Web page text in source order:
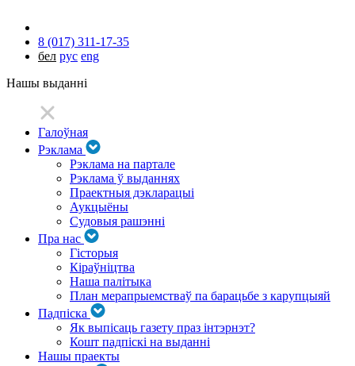
8 (017) 311-17-35
бел рус eng
Нашы выданні
Галоўная
Рэклама
Рэклама на партале
Рэклама ў выданнях
Праектныя дэкларацыі
Аукцыёны
Судовыя рашэнні
Пра нас
Гісторыя
Кіраўніцтва
Наша палітыка
План мерапрыемстваў па барацьбе з карупцыяй
Падпіска
Як выпісаць газету праз інтэрнэт?
Кошт падпіскі на выданні
Нашы праекты